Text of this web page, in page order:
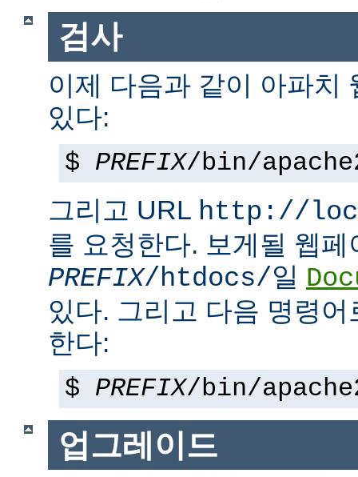
검사
이제 다음과 같이 아파치
있다:
$ PREFIX/bin/
그리고 URL http://
를 요청한다. 보게될 웹
PREFIX/htdocs/일
있다. 그리고 다음 명령
한다:
$ PREFIX/bin/
업그레이드